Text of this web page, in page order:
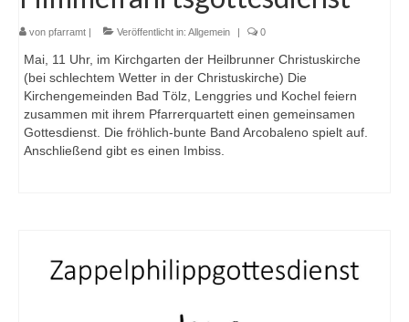
von pfarramt | Veröffentlicht in: Allgemein | 0
Mai, 11 Uhr, im Kirchgarten der Heilbrunner Christuskirche
(bei schlechtem Wetter in der Christuskirche) Die
Kirchengemeinden Bad Tölz, Lenggries und Kochel feiern
zusammen mit ihrem Pfarrerquartett einen gemeinsamen
Gottesdienst. Die fröhlich-bunte Band Arcobaleno spielt auf.
Anschließend gibt es einen Imbiss.